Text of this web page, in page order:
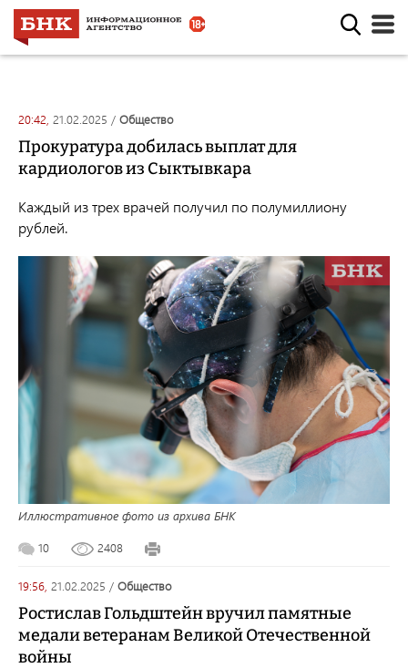
20:42, 21.02.2025 / общество
Прокуратура добилась выплат для
кардиологов из Сыктывкара
Каждый из трех врачей получил по полумиллиону
рублей.
Иллюстративное фото из архива БНК
10 2408
19:56, 21.02.2025 / общество
Ростислав Гольдштейн вручил памятные
медали ветеранам Великой Отечественной
войны